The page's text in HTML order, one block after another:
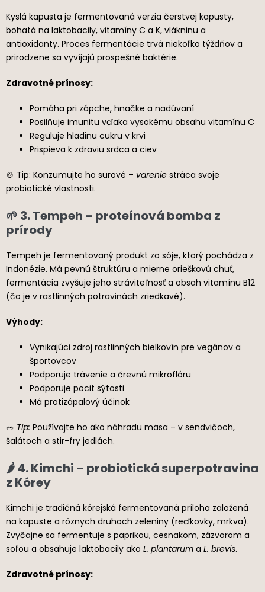
Kyslá kapusta je fermentovaná verzia čerstvej kapusty,
bohatá na laktobacily, vitamíny C a K, vlákninu a
antioxidanty. Proces fermentácie trvá niekoľko týždňov a
prirodzene sa vyvíjajú prospešné baktérie.
Zdravotné prínosy:
Pomáha pri zápche, hnačke a nadúvaní
Posilňuje imunitu vďaka vysokému obsahu vitamínu C
Reguluje hladinu cukru v krvi
Prispieva k zdraviu srdca a ciev
🍲 Tip: Konzumujte ho surové – varenie stráca svoje
probiotické vlastnosti.
🌱 3. Tempeh – proteínová bomba z
prírody
Tempeh je fermentovaný produkt zo sóje, ktorý pochádza z
Indonézie. Má pevnú štruktúru a mierne orieškovú chuť,
fermentácia zvyšuje jeho stráviteľnosť a obsah vitamínu B12
(čo je v rastlinných potravinách zriedkavé).
Výhody:
Vynikajúci zdroj rastlinných bielkovín pre vegánov a
športovcov
Podporuje trávenie a črevnú mikroflóru
Podporuje pocit sýtosti
Má protizápalový účinok
🥗 Tip: Používajte ho ako náhradu mäsa – v sendvičoch,
šalátoch a stir-fry jedlách.
🌶 4. Kimchi – probiotická superpotravina
z Kórey
Kimchi je tradičná kórejská fermentovaná príloha založená
na kapuste a rôznych druhoch zeleniny (reďkovky, mrkva).
Zvyčajne sa fermentuje s paprikou, cesnakom, zázvorom a
soľou a obsahuje laktobacily ako L. plantarum a L. brevis.
Zdravotné prínosy: